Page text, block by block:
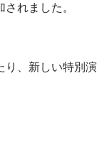
れました。
り、新しい特別演